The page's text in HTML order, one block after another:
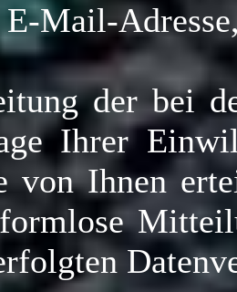
E-Mail-
der bei
Ihrer
von Ihnen